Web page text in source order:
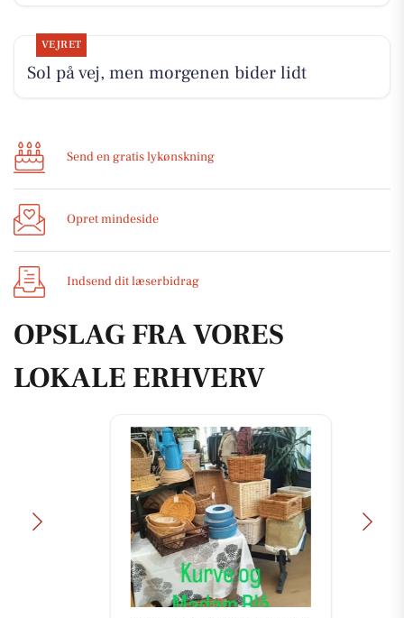
VEJRET
Sol på vej, men morgenen bider lidt
Send en gratis lykønskning
Opret mindeside
Indsend dit læserbidrag
OPSLAG FRA VORES
LOKALE ERHVERV